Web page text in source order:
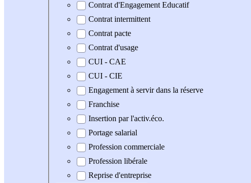
Contrat d'Engagement Educatif
Contrat intermittent
Contrat pacte
Contrat d'usage
CUI - CAE
CUI - CIE
Engagement à servir dans la réserve
Franchise
Insertion par l'activ.éco.
Portage salarial
Profession commerciale
Profession libérale
Reprise d'entreprise